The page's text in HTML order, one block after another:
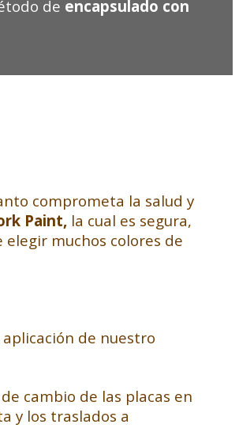
de encapsulado con
comprometa la salud y
Paint, la cual es segura,
muchos colores de
de nuestro
cambio de las placas en
y los traslados a